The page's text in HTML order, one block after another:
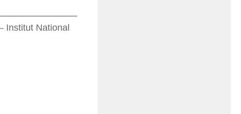
Institut National